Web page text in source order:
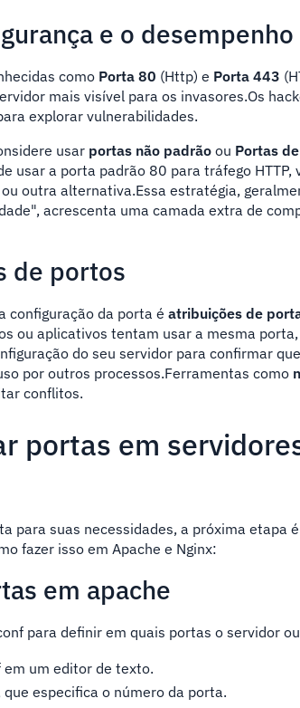
e o desempenho
como Porta 80 (Http) e Porta 443
mais visível para os invasores.Os
explorar vulnerabilidades.
usar portas não padrão ou Portas
usar a porta padrão 80 para tráfego HTTP,
ou outra alternativa.Essa estratégia,
acrescenta uma camada extra de
de portos
configuração da porta éatribuições de
ou aplicativos tentam usar a mesma
do seu servidor para confirmar
por outros processos.Ferramentas como
conflitos.
portas em
para suas necessidades, a próxima etapa
fazer isso em Apache e Nginx:
em apache
para definir em quais portas o servidor
um editor de texto.
especifica o número da porta.